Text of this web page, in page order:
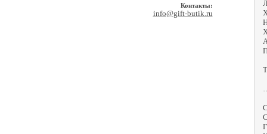
Контакты:
info@gift-butik.ru